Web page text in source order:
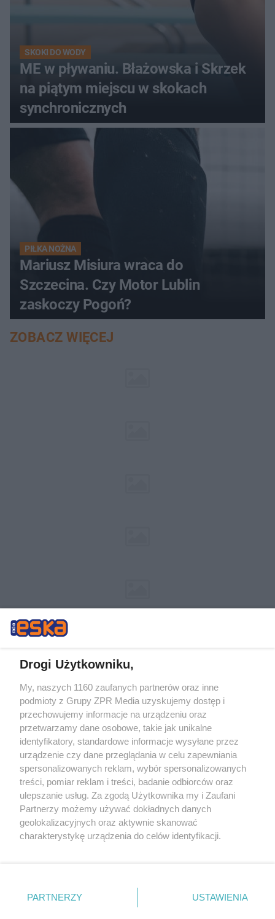
SKOKI DO WODY
ME w pływaniu. Błażowska i Skrzek
na piątym miejscu w skokach
synchronicznych
PIŁKA NOŻNA
Mariusz Misiura wraca do
Szczecina. Czy Motor Lublin
zaskoczy Pogoń?
ZOBACZ WIĘCEJ
Żaden utwór zamieszczony w serwisie nie może być powielany i
rozpowszechniany lub dalej rozpowszechniany w jakikolwiek sposób (w
tym także elektroniczny lub mechaniczny) na jakimkolwiek polu
eksploatacji w jakiejkolwiek formie, włącznie z umieszczaniem w
Internecie bez pisemnej zgody właściciela praw. Jakiekolwiek użycie lub
wykorzystanie utworów w całości lub w części z naruszeniem prawa,
tzn. bez właściwej zgody, jest zabronione pod groźbą kary i może być
ścigane prawnie.
Drogi Użytkowniku,
My, naszych 1160 zaufanych partnerów oraz inne
podmioty z Grupy ZPR Media uzyskujemy dostęp i
przechowujemy informacje na urządzeniu oraz
przetwarzamy dane osobowe, takie jak unikalne
identyfikatory, standardowe informacje wysyłane przez
urządzenie czy dane przeglądania w celu zapewniania
spersonalizowanych reklam, wybór spersonalizowanych
treści, pomiar reklam i treści, badanie odbiorców oraz
ulepszanie usług. Za zgodą Użytkownika my i Zaufani
Partnerzy możemy używać dokładnych danych
geolokalizacyjnych oraz aktywnie skanować
charakterystykę urządzenia do celów identyfikacji.
zmienić/wycofać klikając przycisk ustawień prywatności
znajdujący się w lewym dolnym rogu strony
PARTNERZY USTAWIENIA